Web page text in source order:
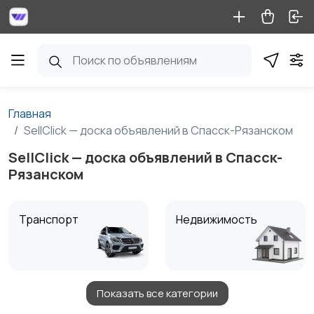
Главная
SellClick — доска объявлений в Спасск-Рязанском
SellClick — доска объявлений в Спасск-
Рязанском
Транспорт Недвижимость
Детские товары Услуги1
Показать все категории